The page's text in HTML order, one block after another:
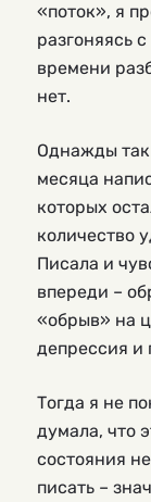
«поток», я
разгоняясь
времени
нет.
Однажды так
месяца
которых
количество
Писала и
впереди –
«обрыв» на
депрессия и
Тогда я не
думала, что
состояния
писать –